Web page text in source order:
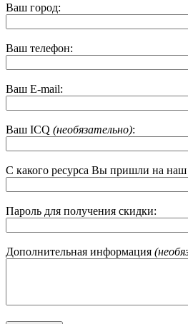
Ваш город:
Ваш телефон:
Ваш E-mail:
Ваш ICQ (необязательно):
С какого ресурса Вы пришли на наш
Пароль для получения скидки:
Дополнительная информация